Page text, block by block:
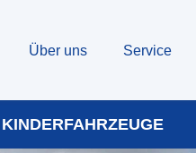
Über uns Service
KINDERFAHRZEUGE